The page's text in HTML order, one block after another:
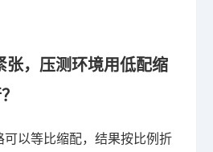
张，压测环境用低配缩
以等比缩配，结果按比例折